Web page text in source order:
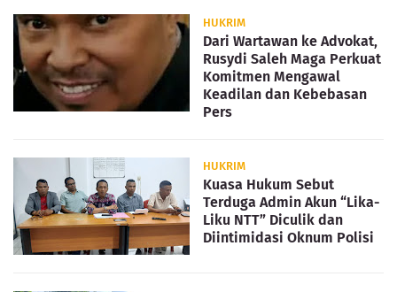
HUKRIM
Dari Wartawan ke Advokat,
Rusydi Saleh Maga Perkuat
Komitmen Mengawal
Keadilan dan Kebebasan
Pers
HUKRIM
Kuasa Hukum Sebut
Terduga Admin Akun “Lika-
Liku NTT” Diculik dan
Diintimidasi Oknum Polisi